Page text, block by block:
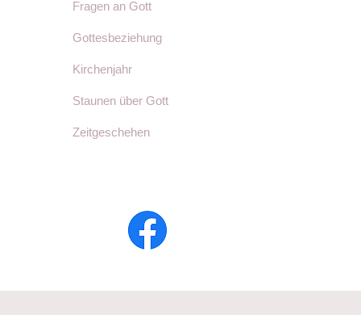
Fragen an Gott
Gottesbeziehung
Kirchenjahr
Staunen über Gott
Zeitgeschehen